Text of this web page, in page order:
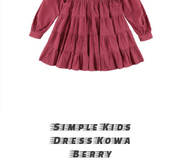
Simple Kids
Dress Kowa
Berry